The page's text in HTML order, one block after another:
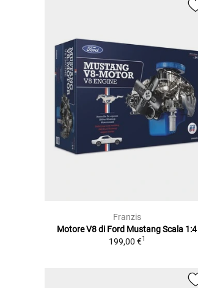
Franzis
Motore V8 di Ford Mustang Scala 1:4
199,00 €1